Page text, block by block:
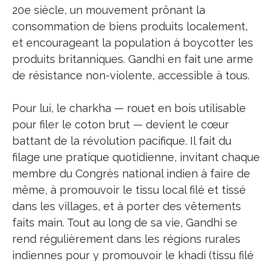
20e siècle, un mouvement prônant la
consommation de biens produits localement,
et encourageant la population à boycotter les
produits britanniques. Gandhi en fait une arme
de résistance non-violente, accessible à tous.
Pour lui, le charkha — rouet en bois utilisable
pour filer le coton brut — devient le cœur
battant de la révolution pacifique. Il fait du
filage une pratique quotidienne, invitant chaque
membre du Congrès national indien à faire de
même, à promouvoir le tissu local filé et tissé
dans les villages, et à porter des vêtements
faits main. Tout au long de sa vie, Gandhi se
rend régulièrement dans les régions rurales
indiennes pour y promouvoir le khadi (tissu filé